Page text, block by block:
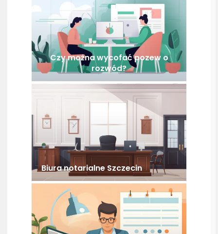
Czy można wycofać pozew o
rozwód?
Biura notarialne Szczecin